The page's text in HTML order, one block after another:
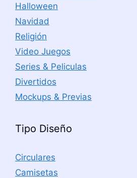
Halloween
Navidad
Religión
Video Juegos
Series & Peliculas
Divertidos
Mockups & Previas
Tipo Diseño
Circulares
Camisetas